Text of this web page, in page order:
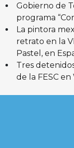
Gobierno de
programa
La pintora
retrato en la
Pastel, en
Tres
de la FESC